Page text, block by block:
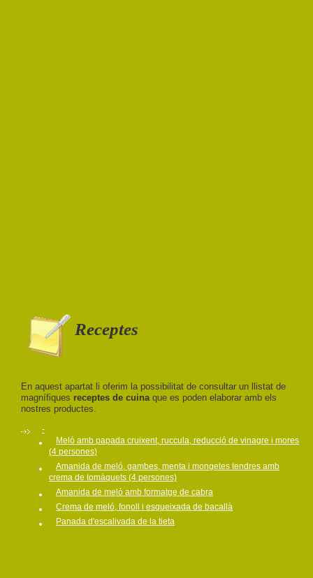
Receptes
En aquest apartat li oferim la possibilitat de consultar un llistat de
magnífiques receptes de cuinaque es poden elaborar amb els
nostres productes.
-
Meló amb papada cruixent, ruccula, reducció de vinagre i mores
(4 persones)
Amanida de meló, gambes, menta i mongetes tendres amb
crema de tomàquets (4 persones)
Amanida de meló amb formatge de cabra
Crema de meló, fonoll i esqueixada de bacallà
Panada d'escalivada de la tieta